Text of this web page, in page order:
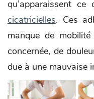
qu’apparaissent ce
cicatricielles. Ces
manque de
concernée, de
due à une mauvaise